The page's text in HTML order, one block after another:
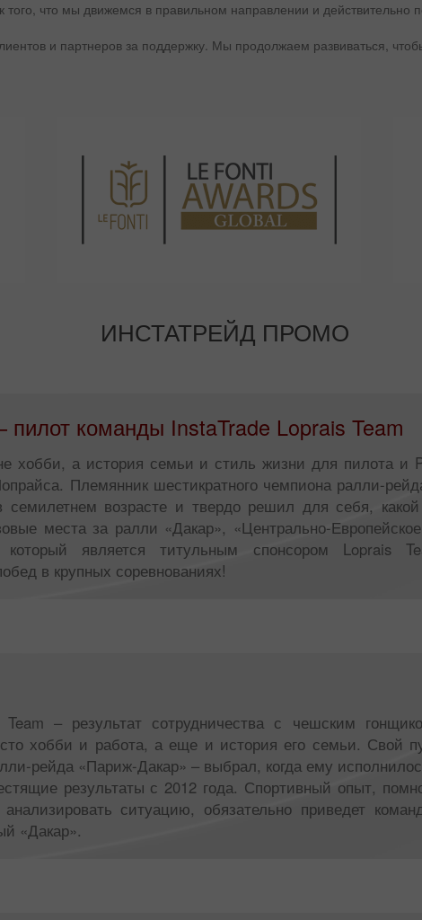
того, что мы движемся в правильном направлении и действительно
и партнеров за поддержку. Мы продолжаем развиваться,
ИНСТАТРЕЙД ПРОМО
команды InstaTrade Loprais Team
хобби, а история семьи и стиль жизни для пилота и
Племянник шестикратного чемпиона ралли-
в семилетнем возрасте и твердо решил для себя,
места за ралли «Дакар», «Центрально-
который является титульным спонсором Loprais
в крупных соревнованиях!
– результат сотрудничества с чешским
хобби и работа, а еще и история его семьи. Свой
рейда «Париж-Дакар» – выбрал, когда ему
результаты с 2012 года. Спортивный опыт,
ситуацию, обязательно приведет
«Дакар».